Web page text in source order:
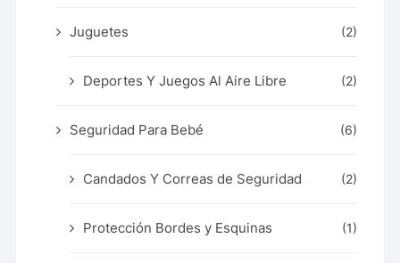
Juguetes (2)
Deportes Y Juegos Al Aire Libre (2)
Seguridad Para Bebé (6)
Candados Y Correas de Seguridad (2)
Protección Bordes y Esquinas (1)